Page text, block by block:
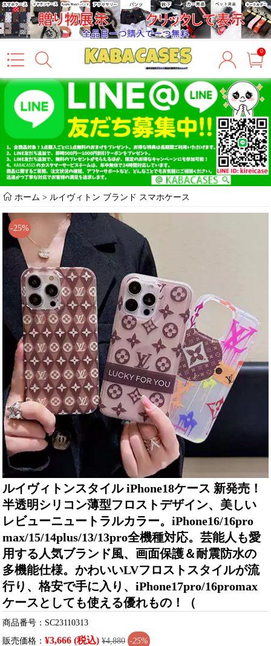
0
ホーム > ルイヴィトン ブランド スマホケース
-25%
ルイヴィトンスタイル iPhone18ケース 新発売！
半透明シリコン薄型フロストデザイン、美しい
レビューニュートラルカラー。iPhone16/16pro
max/15/14plus/13/13pro全機種対応。芸能人も愛
用する人気ブランド風、画面保護＆耐震防水の
多機能仕様。かわいいLVフロストスタイルが流
行り、格安で手に入り、iPhone17pro/16promax
ケースとしても使える優れもの！（
商品番号：SC23110313
販売価格：¥3,666 (税込) ¥4,880 -25%